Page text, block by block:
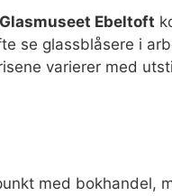
Glasmuseet Ebeltoft
se glassblåsere i
varierer med
med bokhandel,